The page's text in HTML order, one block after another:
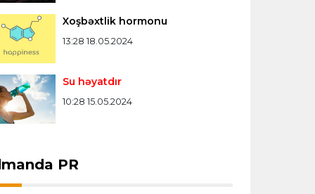
Xoşbəxtlik hormonu
13:28 18.05.2024
Su həyatdır
10:28 15.05.2024
PR